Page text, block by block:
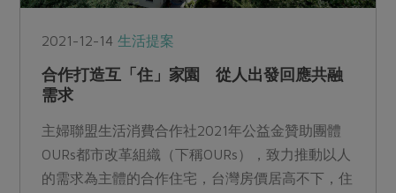
2021-12-14生活提案
合作打造互「住」家園 從人出發回應共融
需求
主婦聯盟生活消費合作社2021年公益金贊助團體
OURs都市改革組織（下稱OURs），致力推動以人
的需求為主體的合作住宅，台灣房價居高不下，住